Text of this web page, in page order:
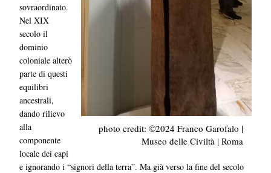
photo credit: ©2024 Franco Garofalo |
Museo delle Civiltà | Roma
sovraordinato.
Nel XIX
secolo il
dominio
coloniale alterò
parte di questi
equilibri
ancestrali,
dando rilievo
alla
componente
locale dei capi
e ignorando i “signori della terra”. Ma già verso la fine del secolo